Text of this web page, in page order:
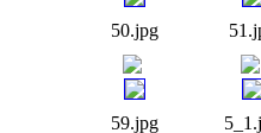
50.jpg
59.jpg